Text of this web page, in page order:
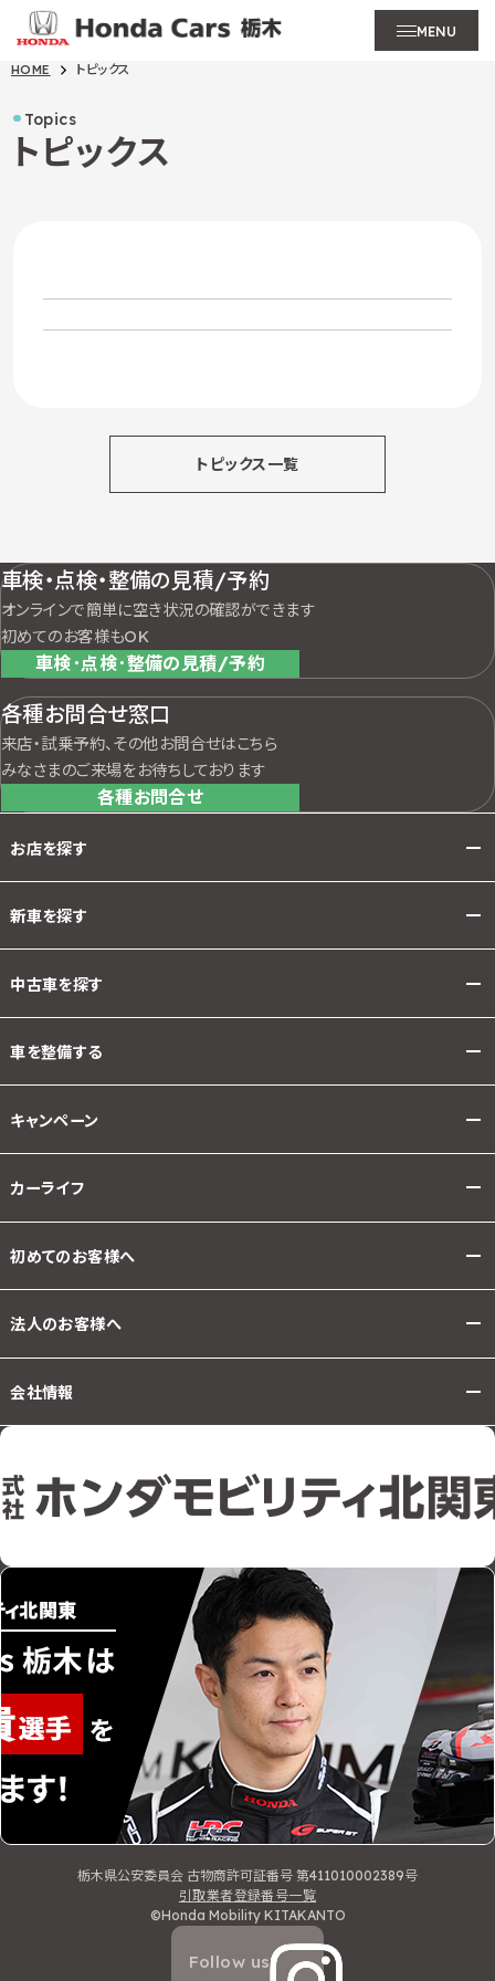
MENU
HOME トピックス
Topics
トピックス
トピックス一覧
車検・点検・整備の見積/予約
オンラインで簡単に空き状況の確認ができます
初めてのお客様もOK
車検･点検･整備の見積/予約
各種お問合せ窓口
来店・試乗予約、その他お問合せはこちら
みなさまのご来場をお待ちしております
各種お問合せ
お店を探す
新車を探す
中古車を探す
車を整備する
キャンペーン
カーライフ
初めてのお客様へ
法人のお客様へ
会社情報
栃木県公安委員会 古物商許可証番号 第411010002389号
引取業者登録番号一覧
©Honda Mobility KITAKANTO
Follow us